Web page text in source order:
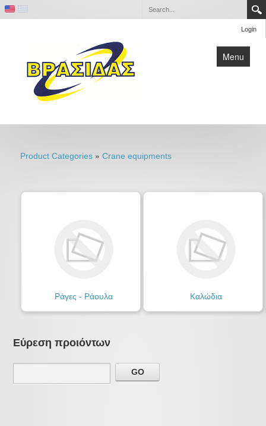
Login
Menu
Home
Product Categories »Crane equipments
Ράγες - Ράουλα Καλώδια
Εύρεση προιόντων